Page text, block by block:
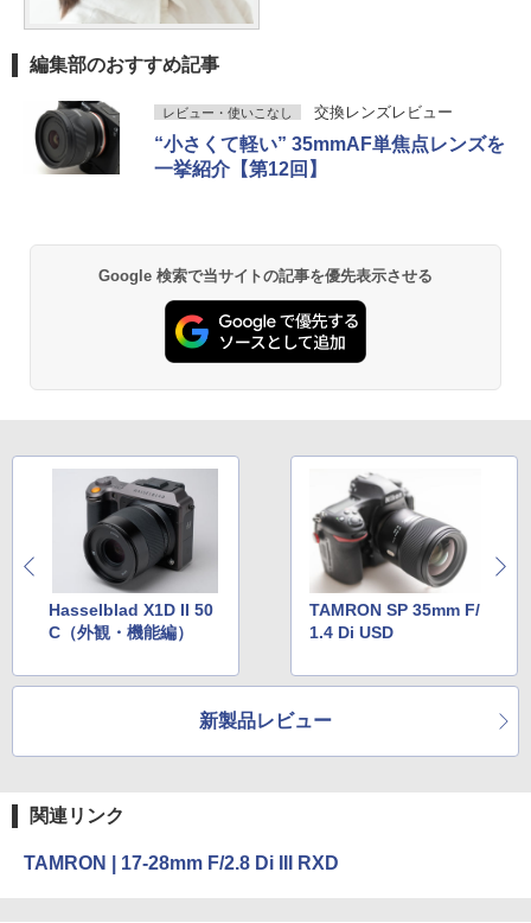
編集部のおすすめ記事
レビュー・使いこなし 交換レンズレビュー
“小さくて軽い” 35mmAF単焦点レンズを
一挙紹介【第12回】
Google 検索で当サイトの記事を優先表示させる
Hasselblad X1D II 50
C（外観・機能編）
TAMRON SP 35mm F/
1.4 Di USD
新製品レビュー
関連リンク
TAMRON | 17-28mm F/2.8 Di III RXD